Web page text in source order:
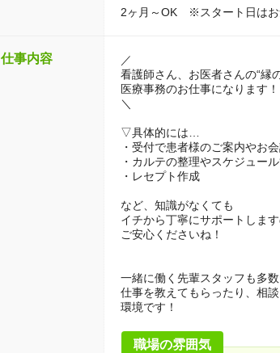
2ヶ月～OK ※スタート日はお
仕事内容
／
看護師さん、お医者さんの“縁
医療事務のお仕事になります！
＼
▽具体的には…
・受付で患者様のご案内やお
・カルテの整理やスケジュー
・レセプト作成
など、知識がなくても
イチから丁寧にサポートしま
ご安心くださいね！
一緒に働く先輩スタッフも多数
仕事を教えてもらったり、相
環境です！
職場の雰囲気